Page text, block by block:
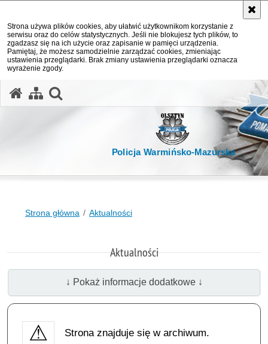
Strona używa plików cookies, aby ułatwić użytkownikom korzystanie z
serwisu oraz do celów statystycznych. Jeśli nie blokujesz tych plików, to
zgadzasz się na ich użycie oraz zapisanie w pamięci urządzenia.
Pamiętaj, że możesz samodzielnie zarządzać cookies, zmieniając
ustawienia przeglądarki. Brak zmiany ustawienia przeglądarki oznacza
wyrażenie zgody.
Policja Warmińsko-Mazurska
Strona główna Aktualności
Aktualności
↓ Pokaż informacje dodatkowe ↓
Strona znajduje się w archiwum.